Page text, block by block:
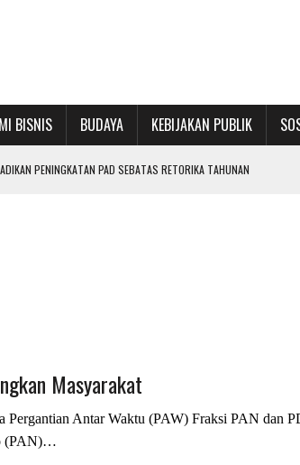
BISNIS BUDAYA KEBIJAKAN PUBLIK
PENINGKATAN PAD SEBATAS RETORIKA TAHUNAN
RAKYAT TERINTEGRASI 1
Masyarakat
Antar Waktu (PAW) Fraksi PAN dan
(PAN)…